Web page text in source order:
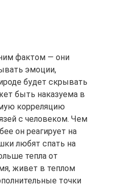
фактом — они
эмоции,
будет скрывать
быть наказуема в
корреляцию
с человеком. Чем
он реагирует на
любят спать на
тепла от
живет в теплом
точки